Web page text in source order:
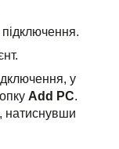
у
Add PC.
натиснувши